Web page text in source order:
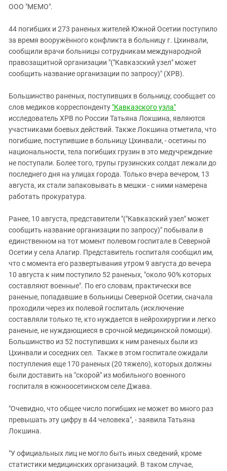
ИНАКОМЫСЛИЕ В ЧЕЧНЕ
ПРЕСЛЕДОВАНИЕ АКТИВИСТОВ
МОБИЛИЗАЦИЯ И ПРОТЕСТЫ
Дагестан
Ингушетия
Кабардино-Балкария
Калмыкия
Карачаево-Черкесия
Российская Федерация
Ростовская область
Северная Осетия - Алания
СКФО
Чечня
Южный Кавказ
ЮФО
ООО "МЕМО".
44 погибших и 273 раненых жителей Южной Осетии поступило
за время вооружённого конфликта в больницу г. Цхинвали,
сообщили врачи больницы сотрудникам международной
правозащитной организации "("Кавказский узел" может
сообщить название организации по запросу)" (ХРВ).
Большинство раненых, поступивших в больницу, сообщает со
слов медиков корреспонденту "Кавказского узла"
исследователь ХРВ по России Татьяна Локшина, являются
участниками боевых действий. Также Локшина отметила, что
погибшие, поступившие в больницу Цхинвали, - осетины по
национальности, тела погибших грузин в это медучреждение
не поступали. Более того, трупы грузинских солдат лежали до
последнего дня на улицах города. Только вчера вечером, 13
августа, их стали запаковывать в мешки - с ними намерена
работать прокуратура.
Ранее, 10 августа, представители "("Кавказский узел" может
сообщить название организации по запросу)" побывали в
единственном на тот момент полевом госпитале в Северной
Осетии у села Алагир. Представитель госпиталя сообщил им,
что с момента его развертывания утром 9 августа до вечера
10 августа к ним поступило 52 раненых, "около 90% которых
составляют военные". По его словам, практически все
раненые, попадавшие в больницы Северной Осетии, сначала
проходили через их полевой госпиталь (исключение
составляли только те, кто нуждается в нейрохирургии и легко
раненые, не нуждающиеся в срочной медицинской помощи).
Большинство из 52 поступивших к ним раненых были из
Цхинвали и соседних сел. Также в этом госпитале ожидали
поступления еще 170 раненых (20 тяжело), которых должны
были доставить на "скорой" из мобильного военного
госпиталя в южноосетинском селе Джава.
"Очевидно, что общее число погибших не может во много раз
превышать эту цифру в 44 человека", - заявила Татьяна
Локшина.
"У официальных лиц не могло быть иных сведений, кроме
статистики медицинских организаций. В таком случае,